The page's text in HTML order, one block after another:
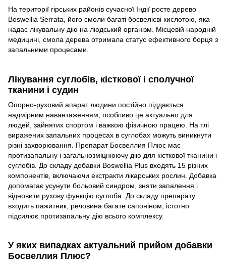
На території гірських районів сучасної Індії росте дерево
Boswellia Serrata, його смоли багаті босвелієві кислотою, яка
надає лікувальну дію на людський організм. Місцевій народній
медицині, смола дерева отримала статус ефективного борця з
запальними процесами.
Лікування суглобів, кісткової і сполучної
тканини і судин
Опорно-руховий апарат людини постійно піддається
надмірним навантаженням, особливо це актуально для
людей, зайнятих спортом і важкою фізичною працею. На тлі
виражених запальних процесах в суглобах можуть виникнути
різні захворювання. Препарат Босвеллия Плюс має
протизапальну і загальнозміцнюючу дію для кісткової тканини і
суглобів. До складу добавки Boswellia Plus входять 15 різних
компонентів, включаючи екстракти лікарських рослин. Добавка
допомагає усунути больовий синдром, зняти запалення і
відновити рухову функцію суглоба. До складу препарату
входить пажитник, речовина багате сапоніном, істотно
підсилює протизапальну дію всього комплексу.
У яких випадках актуальний прийом добавки
Босвеллия Плюс?